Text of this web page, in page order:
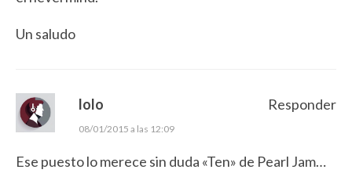
Un saludo
lolo
08/01/2015 a las 12:09
Ese puesto lo merece sin duda «Ten» de Pearl Jam…
Responder